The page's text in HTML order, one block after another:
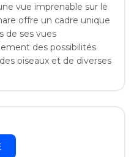
vue imprenable sur le
offre un cadre unique
de ses vues
des possibilités
oiseaux et de diverses